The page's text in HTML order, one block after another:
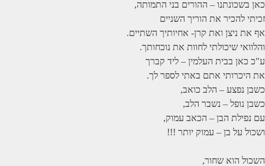
כאן בשכונתנו – ההורים בני התמותה,
זכיתי להכיר את הוריך השניים
אף את ניצן ואת קרן- אחיותיך השתיים.
והלוואי שיכולתי לחוות את נוכחותך.
ע"כ כאן בבית העלמין – ליד קברך
את היכרותי אתם באתי לספר לך.
כשבן נפצע – הלב כואב,
כשבן נופל – נשבר הלב,
עם נפילת הבן – הכאב עמוק,
ושכול על בן – עמוק יותר !!!
השכול הוא שחור,